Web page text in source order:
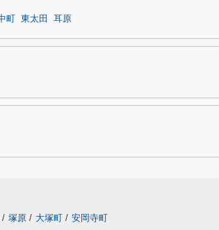
町 東太田 耳原
/ 塚原 / 大塚町 / 安岡寺町